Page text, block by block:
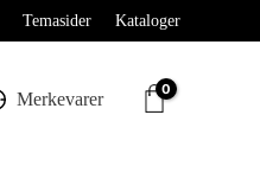
Temasider Kataloger
Merkevarer